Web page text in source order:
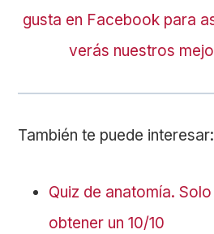
gusta en Facebook para
verás nuestros
También te puede interesar:
Quiz de anatomía.
obtener un 10/10